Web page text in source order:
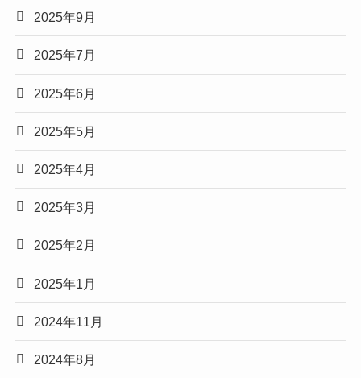
2025年9月
2025年7月
2025年6月
2025年5月
2025年4月
2025年3月
2025年2月
2025年1月
2024年11月
2024年8月